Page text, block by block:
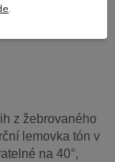
z žebrovaného
lemovka tón v
na 40°,
.